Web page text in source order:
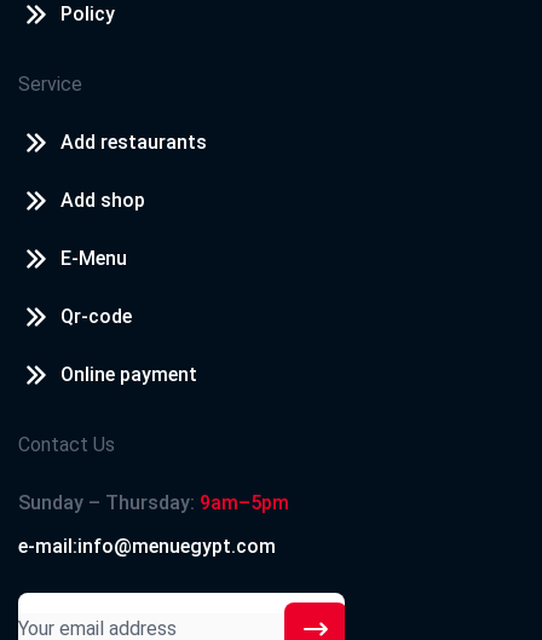
Policy
Service
Add restaurants
Add shop
E-Menu
Qr-code
Online payment
Contact Us
Sunday – Thursday: 9am–5pm
e-mail:info@menuegypt.com